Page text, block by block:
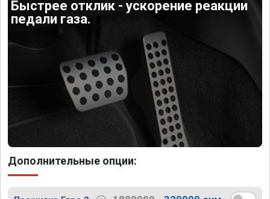
Быстрее отклик - ускорение реакции
педали газа.
Дополнительные опции: